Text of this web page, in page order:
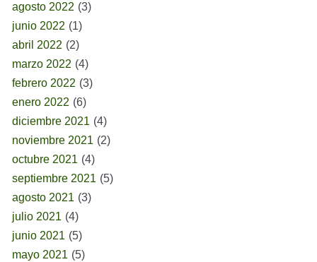
agosto 2022 (3)
junio 2022 (1)
abril 2022 (2)
marzo 2022 (4)
febrero 2022 (3)
enero 2022 (6)
diciembre 2021 (4)
noviembre 2021 (2)
octubre 2021 (4)
septiembre 2021 (5)
agosto 2021 (3)
julio 2021 (4)
junio 2021 (5)
mayo 2021 (5)